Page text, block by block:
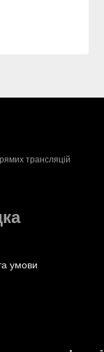
трансляцій
умови